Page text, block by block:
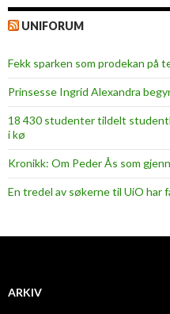
UNIFORUM
Fekk sparken som prodekan på
Prinsesse Ingrid Alexandra
18 430 studenter tildelt
i kø
Kronikk: Om Peder Ås som
En tredel av søkerne til UiO har
ARKIV